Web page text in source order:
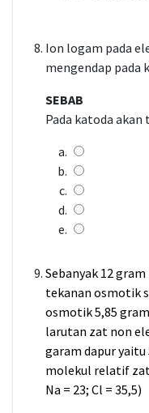
Ion logam pada
mengendap pada
SEBAB
Pada katoda akan
Sebanyak 12
tekanan osmotik
osmotik 5,85
larutan zat non
garam dapur yaitu
molekul relatif
Na = 23; Cl = 35,5)